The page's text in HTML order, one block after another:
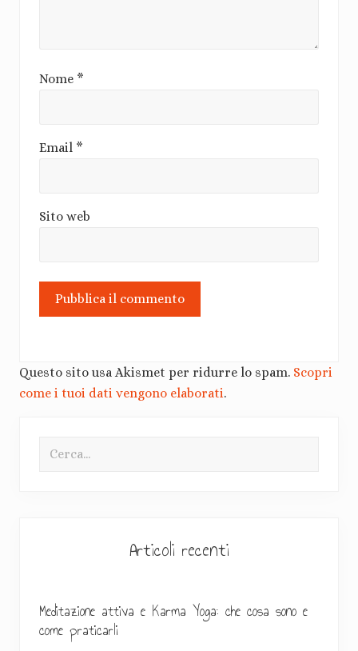
Nome *
Email *
Sito web
Questo sito usa Akismet per ridurre lo spam. Scopri
come i tuoi dati vengono elaborati.
Cerca...
Articoli recenti
Meditazione attiva e Karma Yoga: che cosa sono e
come praticarli